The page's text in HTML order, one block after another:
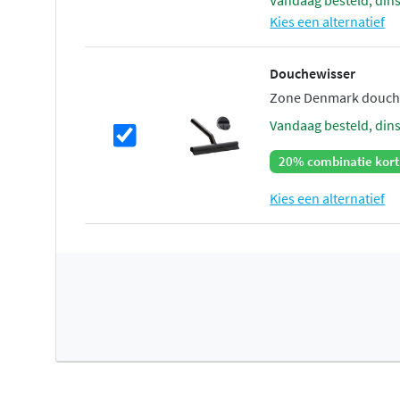
Kies een alternatief
Douchewisser
Zone Denmark
vandaag besteld,
20% combinatie
Kies een alternatief